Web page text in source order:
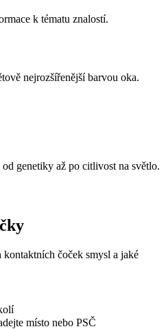
k tématu znalostí.
nejrozšířenější barvou oka.
genetiky až po citlivost na světlo.
čoček smysl a jaké
místo nebo PSČ